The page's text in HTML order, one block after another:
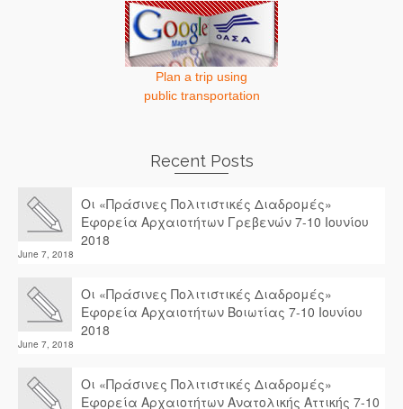
Plan a trip using
public transportation
Recent Posts
Οι «Πράσινες Πολιτιστικές Διαδρομές»
Εφορεία Αρχαιοτήτων Γρεβενών 7-10 Ιουνίου
2018
June 7, 2018
Οι «Πράσινες Πολιτιστικές Διαδρομές»
Εφορεία Αρχαιοτήτων Βοιωτίας 7-10 Ιουνίου
2018
June 7, 2018
Οι «Πράσινες Πολιτιστικές Διαδρομές»
Εφορεία Αρχαιοτήτων Ανατολικής Αττικής 7-10